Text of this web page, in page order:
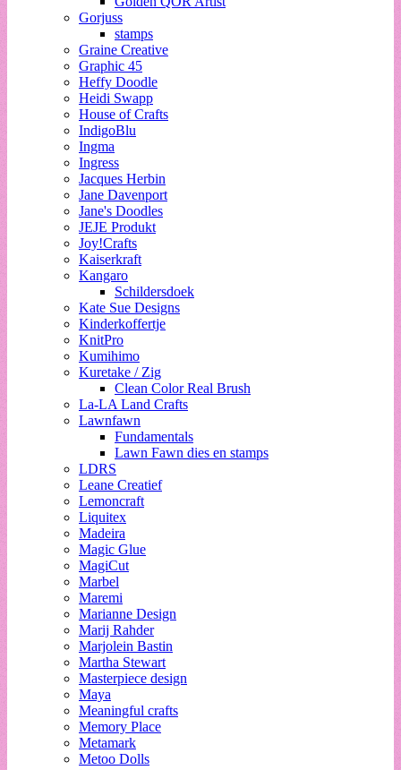
Gorjuss
stamps
Graine Creative
Graphic 45
Heffy Doodle
Heidi Swapp
House of Crafts
IndigoBlu
Ingma
Ingress
Jacques Herbin
Jane Davenport
Jane's Doodles
JEJE Produkt
Joy!Crafts
Kaiserkraft
Kangaro
Schildersdoek
Kate Sue Designs
Kinderkoffertje
KnitPro
Kumihimo
Kuretake / Zig
Clean Color Real Brush
La-LA Land Crafts
Lawnfawn
Fundamentals
Lawn Fawn dies en stamps
LDRS
Leane Creatief
Lemoncraft
Liquitex
Madeira
Magic Glue
MagiCut
Marbel
Maremi
Marianne Design
Marij Rahder
Marjolein Bastin
Martha Stewart
Masterpiece design
Maya
Meaningful crafts
Memory Place
Metamark
Metoo Dolls